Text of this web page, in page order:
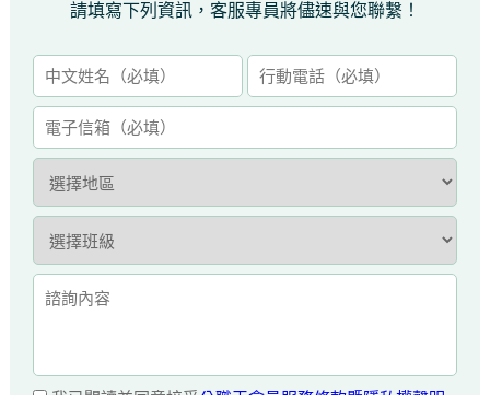
請填寫下列資訊，客服專員將儘速與您聯繫！